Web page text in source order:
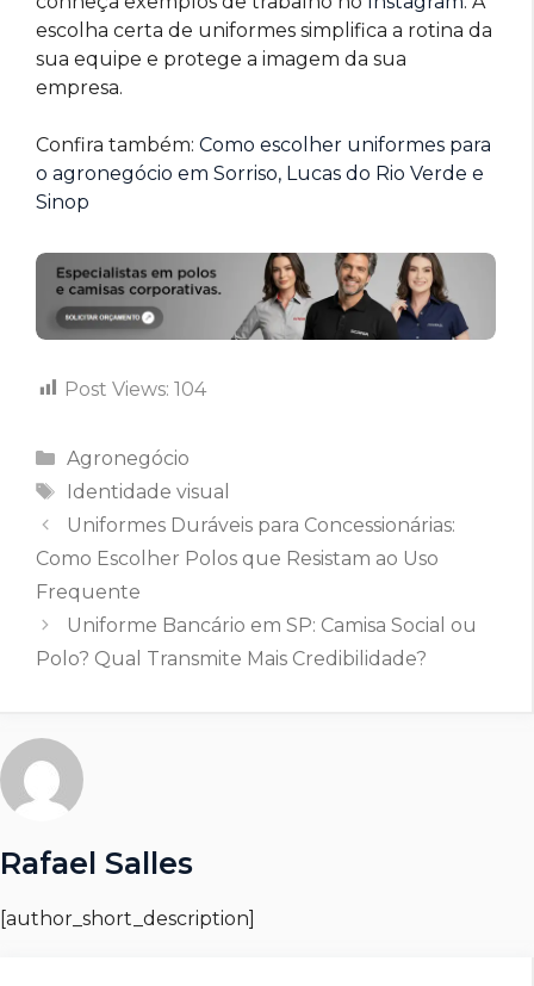
escolha certa de uniformes simplifica a rotina da
sua equipe e protege a imagem da sua
empresa.
Confira também: Como escolher uniformes para
o agronegócio em Sorriso, Lucas do Rio Verde e
Sinop
Post Views: 104
Categorias
Agronegócio
Tags
Identidade visual
Uniformes Duráveis para Concessionárias:
Como Escolher Polos que Resistam ao Uso
Frequente
Uniforme Bancário em SP: Camisa Social ou
Polo? Qual Transmite Mais Credibilidade?
Rafael Salles
[author_short_description]